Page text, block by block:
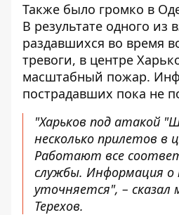
Также было громко в
В результате одного из
раздавшихся во время
тревоги, в центре
масштабный пожар.
пострадавших пока не
"Харьков под атакой
несколько прилетов в
Работают все
службы. Информация о
уточняется", – сказал
Терехов.